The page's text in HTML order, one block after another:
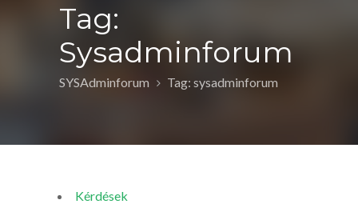
Tag:
Sysadminforum
SYSAdminforum Tag: sysadminforum
Kérdések